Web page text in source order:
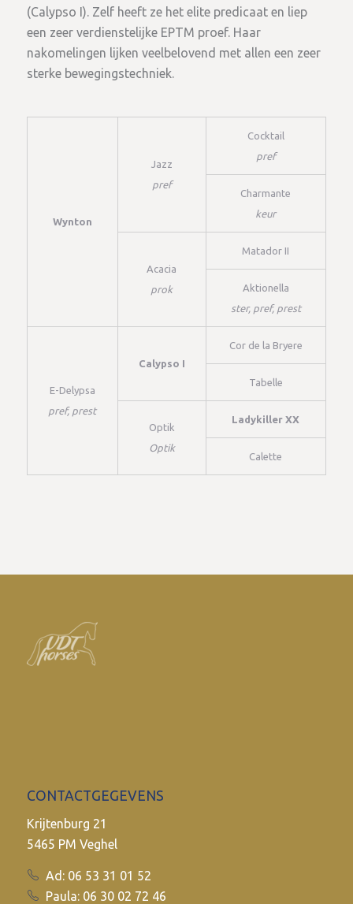
(Calypso I). Zelf heeft ze het elite predicaat en liep
een zeer verdienstelijke EPTM proef. Haar
nakomelingen lijken veelbelovend met allen een zeer
sterke bewegingstechniek.
Wynton
Jazz
pref
Cocktail
pref
Charmante
keur
Acacia
prok
Matador II
Aktionella
ster, pref, prest
E-Delypsa
pref, prest
Calypso I
Cor de la Bryere
Tabelle
Optik
Optik
Ladykiller XX
Calette
CONTACTGEGEVENS
Krijtenburg 21
5465 PM Veghel
Ad: 06 53 31 01 52
Paula: 06 30 02 72 46